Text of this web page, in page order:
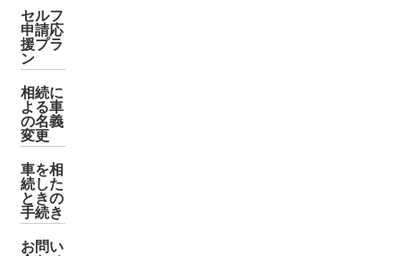
セルフ
申請応
援プラ
ン
相続に
よる車
の名義
変更
車を相
続した
ときの
手続き
お問い